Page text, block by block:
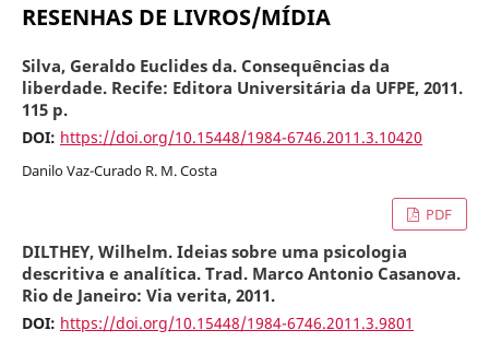
RESENHAS DE LIVROS/MÍDIA
Silva, Geraldo Euclides da. Consequências da
liberdade. Recife: Editora Universitária da UFPE, 2011.
115 p.
DOI: https://doi.org/10.15448/1984-6746.2011.3.10420
Danilo Vaz-Curado R. M. Costa
PDF
DILTHEY, Wilhelm. Ideias sobre uma psicologia
descritiva e analítica. Trad. Marco Antonio Casanova.
Rio de Janeiro: Via verita, 2011.
DOI: https://doi.org/10.15448/1984-6746.2011.3.9801